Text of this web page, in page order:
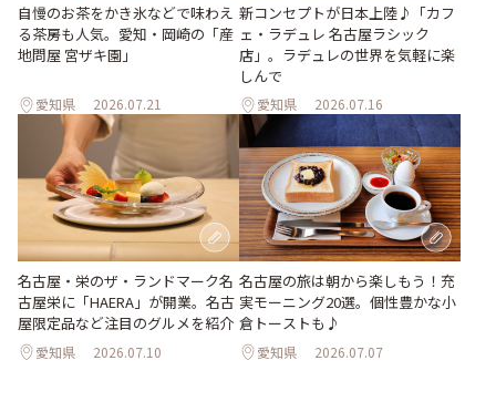
自慢のお茶をかき氷などで味わえ
る茶房も人気。愛知・岡崎の「産
地問屋 宮ザキ園」
愛知県 2026.07.21
新コンセプトが日本上陸♪「カフ
ェ・ラデュレ 名古屋ラシック
店」。ラデュレの世界を気軽に楽
しんで
愛知県 2026.07.16
名古屋・栄のザ・ランドマーク名
古屋栄に「HAERA」が開業。名古
屋限定品など注目のグルメを紹介
愛知県 2026.07.10
名古屋の旅は朝から楽しもう！充
実モーニング20選。個性豊かな小
倉トーストも♪
愛知県 2026.07.07